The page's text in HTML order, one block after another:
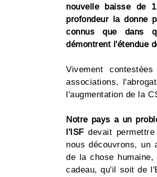
nouvelle baisse de
profondeur la donne
connus que dans
démontrent l'étendue
Vivement
associations,
l'augmentation de la
Notre pays a un
l'ISFdevait permettre
nous découvrons, un
de la chose
cadeau, qu'il soit de